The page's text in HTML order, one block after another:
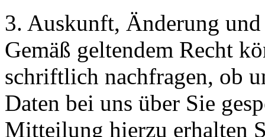
3. Auskunft, Änderung
Gemäß geltendem Recht
schriftlich nachfragen, ob
Daten bei uns über Sie
Mitteilung hierzu erhalten